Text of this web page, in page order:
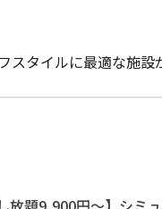
スタイルに最適な施